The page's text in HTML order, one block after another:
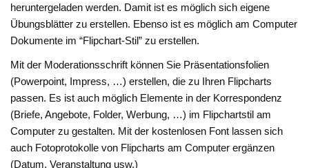
heruntergeladen werden. Damit ist es möglich sich eigene
Übungsblätter zu erstellen. Ebenso ist es möglich am Computer
Dokumente im “Flipchart-Stil” zu erstellen.
Mit der Moderationsschrift können Sie Präsentationsfolien
(Powerpoint, Impress, …) erstellen, die zu Ihren Flipcharts
passen. Es ist auch möglich Elemente in der Korrespondenz
(Briefe, Angebote, Folder, Werbung, …) im Flipchartstil am
Computer zu gestalten. Mit der kostenlosen Font lassen sich
auch Fotoprotokolle von Flipcharts am Computer ergänzen
(Datum, Veranstaltung usw.)